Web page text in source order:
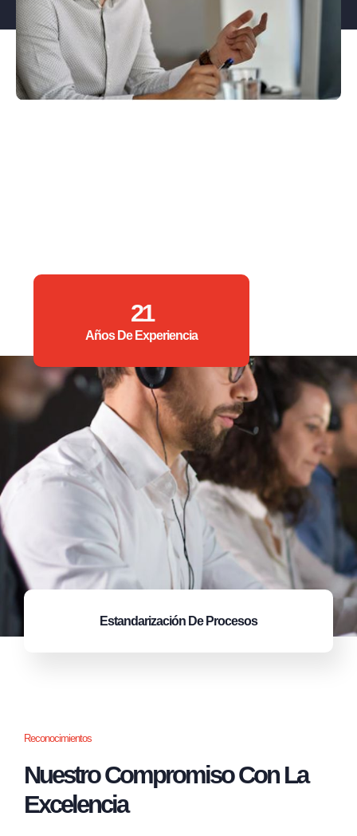
21
Años De Experiencia
Estandarización De Procesos
Reconocimientos
Nuestro Compromiso Con La
Excelencia